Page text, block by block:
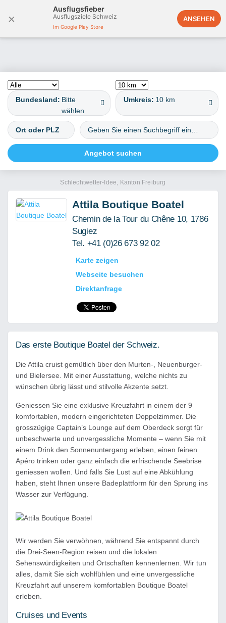
×
Ausflugsfieber
Ausflugsziele Schweiz
Im Google Play Store
ANSEHEN
Deutschland
Bundesland: Bitte
wählen
Umkreis: 10 km
Schlechtwetter-Idee, Kanton Freiburg
Attila Boutique Boatel
Chemin de la Tour du Chêne 10, 1786
Sugiez
Tel. +41 (0)26 673 92 02
Karte zeigen
Webseite besuchen
Direktanfrage
Das erste Boutique Boatel der Schweiz.
Die Attila cruist gemütlich über den Murten-, Neuenburger-
und Bielersee. Mit einer Ausstattung, welche nichts zu
wünschen übrig lässt und stilvolle Akzente setzt.
Geniessen Sie eine exklusive Kreuzfahrt in einem der 9
komfortablen, modern eingerichteten Doppelzimmer. Die
grosszügige Captain’s Lounge auf dem Oberdeck sorgt für
unbeschwerte und unvergessliche Momente – wenn Sie mit
einem Drink den Sonnenuntergang erleben, einen feinen
Apéro trinken oder ganz einfach die erfrischende Seebrise
geniessen wollen. Und falls Sie Lust auf eine Abkühlung
haben, steht Ihnen unsere Badeplattform für den Sprung ins
Wasser zur Verfügung.
Wir werden Sie verwöhnen, während Sie entspannt durch
die Drei‑Seen‑Region reisen und die lokalen
Sehenswürdigkeiten und Ortschaften kennenlernen. Wir tun
alles, damit Sie sich wohlfühlen und eine unvergessliche
Kreuzfahrt auf unserem komfortablen Boutique Boatel
erleben.
Cruises und Events